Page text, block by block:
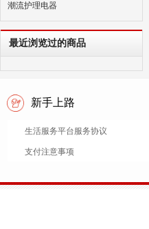
潮流护理电器
最近浏览过的商品
新手上路
生活服务平台服务协议
支付注意事项